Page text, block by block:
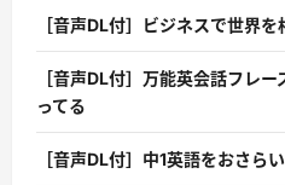
［音声DL付］ビジネスで世界
［音声DL付］万能英会話フレ
ってる
［音声DL付］中1英語をおさら